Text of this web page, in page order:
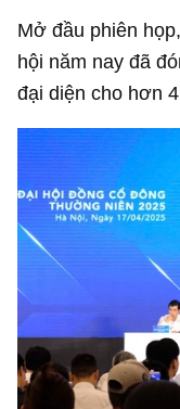
Mở đầu phiên
hội năm nay đã
đại diện cho hơn